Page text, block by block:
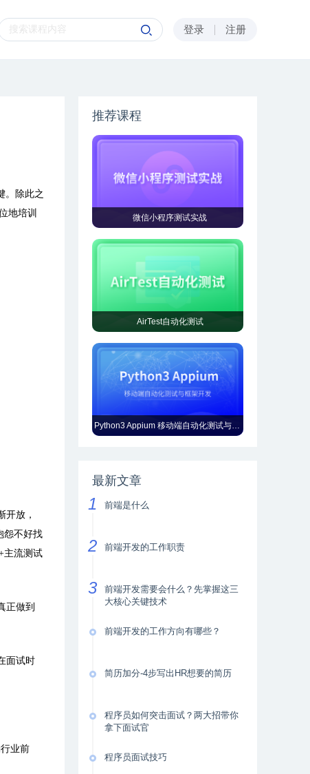
登录 注册
。除此之
地培训
开放，
怨不好找
主流测试
正做到
面试时
业前
推荐课程
微信小程序测试实战
AirTest自动化测试
Python3 Appium 移动端自动化测试与框架开发
最新文章
前端是什么
前端开发的工作职责
前端开发需要会什么？先掌握这三
大核心关键技术
前端开发的工作方向有哪些？
简历加分-4步写出HR想要的简历
程序员如何突击面试？两大招带你
拿下面试官
程序员面试技巧